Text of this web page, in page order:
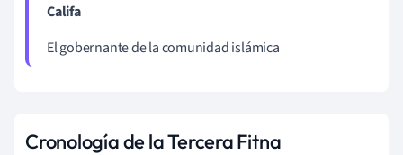
Califa
El gobernante de la comunidad islámica
Cronología de la Tercera Fitna